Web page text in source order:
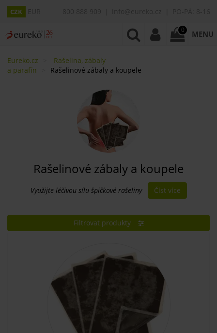
CZK
0 MENU
Eureko.cz
Rašelina, zábaly
a parafín
Rašelinové zábaly a koupele
Rašelinové zábaly a koupele
Využijte léčivou sílu špičkové rašeliny Číst více
Filtrovat produkty